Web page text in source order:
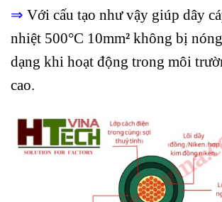
⇒ Với cấu tạo như vậy giúp dây
nhiệt 500°C 10mm² không bị
dạng khi hoạt động trong môi
cao.